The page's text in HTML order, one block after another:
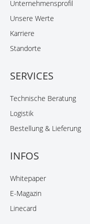
Unternehmensprofil
Unsere Werte
Karriere
Standorte
SERVICES
Technische Beratung
Logistik
Bestellung & Lieferung
INFOS
Whitepaper
E-Magazin
Linecard